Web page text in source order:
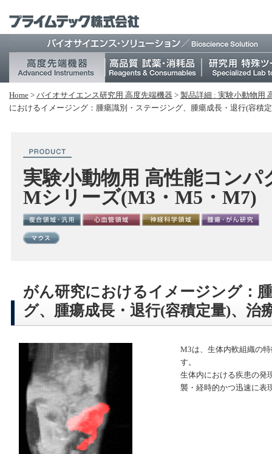
Home > バイオサイエンス研究⽤ 高度先端機器 > 製品詳細 : 実験小動物用
におけるイメージング：腫瘍識別・ステージング、腫瘍成長・退行(容積
実験小動物用 高性能コン
Mシリーズ(M3・M5・M7)
がん研究におけるイメージング：
グ、腫瘍成長・退行(容積定量)、治
M3は、生体内軟組織の
す。
生体内における疾患の発
襲・経時的かつ迅速に表